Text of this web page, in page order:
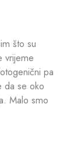
što su
vrijeme
pa
da se oko
Malo smo